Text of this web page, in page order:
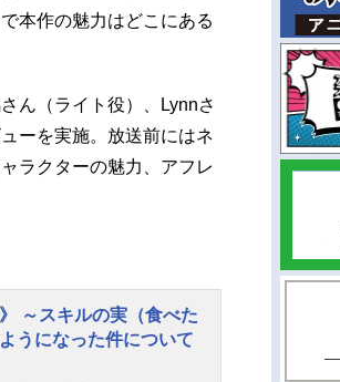
本作の魅力はどこにある
ん（ライト役）、Lynnさ
ーを実施。放送前にはネ
ラクターの魅力、アフレ
～スキルの実（食べた
うになった件について